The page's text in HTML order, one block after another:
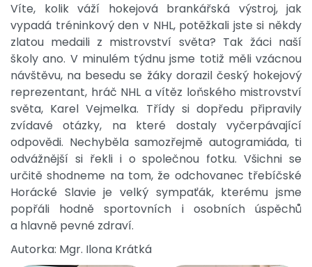
Víte, kolik váží hokejová brankářská výstroj, jak
vypadá tréninkový den v NHL, potěžkali jste si někdy
zlatou medaili z mistrovství světa? Tak žáci naší
školy ano. V minulém týdnu jsme totiž měli vzácnou
návštěvu, na besedu se žáky dorazil český hokejový
reprezentant, hráč NHL a vítěz loňského mistrovství
světa, Karel Vejmelka. Třídy si dopředu připravily
zvídavé otázky, na které dostaly vyčerpávající
odpovědi. Nechyběla samozřejmě autogramiáda, ti
odvážnější si řekli i o společnou fotku. Všichni se
určitě shodneme na tom, že odchovanec třebíčské
Horácké Slavie je velký sympaťák, kterému jsme
popřáli hodně sportovních i osobních úspěchů
a hlavně pevné zdraví.
Autorka: Mgr. Ilona Krátká